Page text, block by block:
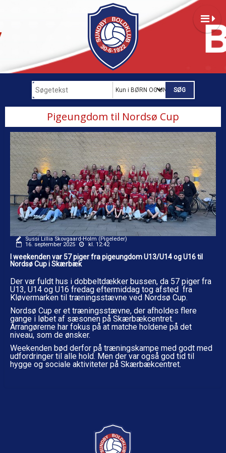
Kun i BØRN OG UNGDOM
Pigeungdom til Nordsø Cup
Sussi Lillia Skovgaard-Holm (Pigeleder)
16. september 2025
kl. 12:42
I weekenden var 57 piger fra pigeungdom U13/U14 og U16 til
Nordsø Cup i Skærbæk
Der var fuldt hus i dobbeltdækker bussen, da 57 piger fra
U13, U14 og U16 fredag eftermiddag tog afsted fra
Kløvermarken til træningsstævne ved Nordsø Cup.
Nordsø Cup er et træningsstævne, der afholdes flere
gange i løbet af sæsonen på Skærbækcentret.
Arrangørerne har fokus på at matche holdene på det
niveau, som de ønsker.
Weekenden bød derfor på træningskampe med godt med
udfordringer til alle hold. Men der var også god tid til
hygge og sociale aktiviteter på Skærbækcentret.